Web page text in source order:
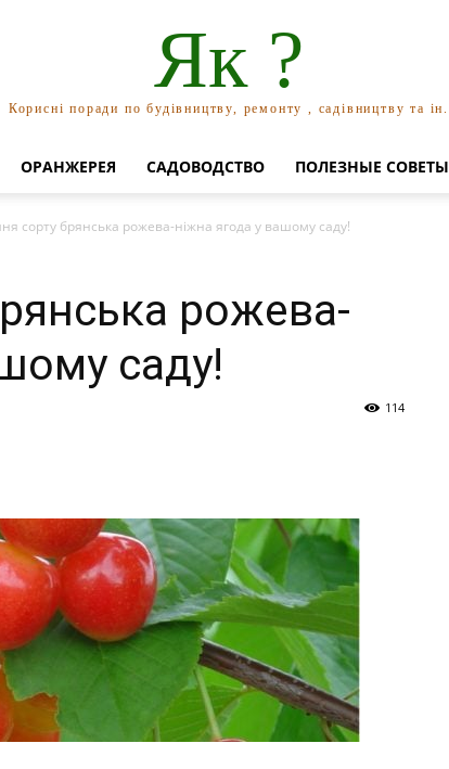
Як ?
Корисні поради по будівництву, ремонту , садівництву та ін.
ОРАНЖЕРЕЯ САДОВОДСТВО ПОЛЕЗНЫЕ СОВЕТЫ
сорту брянська рожева-ніжна ягода у вашому саду!
рожева-
саду!
114